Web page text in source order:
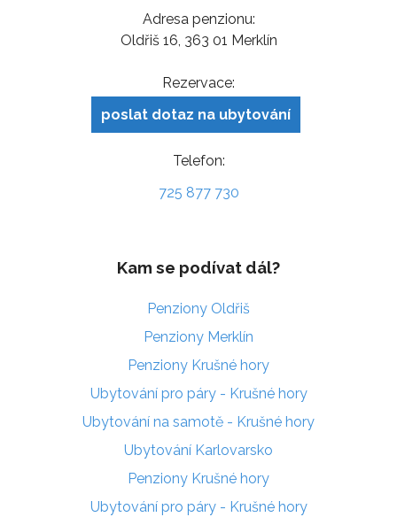
Adresa penzionu:
Oldřiš 16, 363 01 Merklín
Rezervace:
poslat dotaz na ubytování
Telefon:
725 877 730
Kam se podívat dál?
Penziony Oldřiš
Penziony Merklín
Penziony Krušné hory
Ubytování pro páry - Krušné hory
Ubytování na samotě - Krušné hory
Ubytování Karlovarsko
Penziony Krušné hory
Ubytování pro páry - Krušné hory